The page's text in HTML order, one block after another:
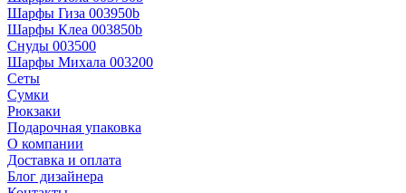
Шарфы Гиза 003950b
Шарфы Клеа 003850b
Снуды 003500
Шарфы Михала 003200
Сеты
Сумки
Рюкзаки
Подарочная упаковка
О компании
Доставка и оплата
Блог дизайнера